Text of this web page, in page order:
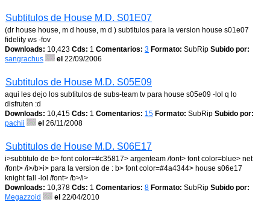
Subtitulos de House M.D. S01E07
(dr house house, m d house, m d ) subtitulos para la version house s01e07
fidelity ws -fov
Downloads: 10,423 Cds: 1 Comentarios: 3 Formato: SubRip Subido por:
sangrachus
el 22/09/2006
Subtitulos de House M.D. S05E09
aqui les dejo los subtitulos de subs-team tv para house s05e09 -lol q lo
disfruten :d
Downloads: 10,415 Cds: 1 Comentarios: 15 Formato: SubRip Subido por:
pachii
el 26/11/2008
Subtitulos de House M.D. S06E17
i>subtitulo de b> font color=#c35817> argenteam /font> font color=blue> net
/font> /i>/b>i> para la version de : b> font color=#4a4344> house s06e17
knight fall -lol /font> /b>/i>
Downloads: 10,378 Cds: 1 Comentarios: 8 Formato: SubRip Subido por:
Megazzoid
el 22/04/2010